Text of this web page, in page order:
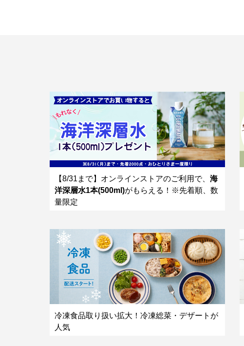
【8/31まで】オンラインストアのご利用で、 海
洋深層水1本(500ml)がもらえる！※先着順、数
量限定
冷凍食品取り扱い拡大！冷凍総菜・デザートが
人気